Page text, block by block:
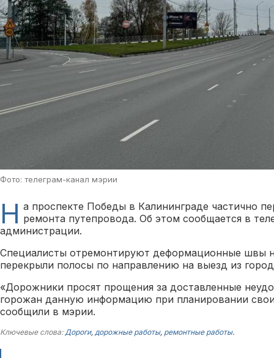
Фото: телеграм-канал мэрии
Н а проспекте Победы в Калининграде частично
ремонта путепровода. Об этом сообщается в
администрации.
Специалисты отремонтируют деформационные швы
перекрыли полосы по направлению на выезд из
«Дорожники просят прощения за доставленные
горожан данную информацию при планировании
сообщили в мэрии.
Ключевые слова:Дороги, дорожные работы, ремонтные работы.